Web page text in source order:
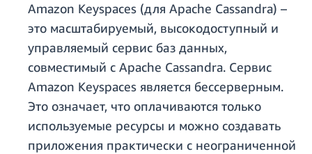
Amazon Keyspaces (для Apache Cassandra) –
это масштабируемый, высокодоступный и
управляемый сервис баз данных,
совместимый с Apache Cassandra. Сервис
Amazon Keyspaces является бессерверным.
Это означает, что оплачиваются только
используемые ресурсы и можно создавать
приложения практически с неограниченной